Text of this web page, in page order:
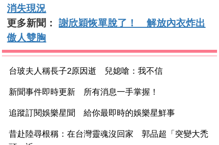
消失現況
更多新聞：謝欣穎恢單脫了！ 解放內衣炸出
傲人雙胸
台玻夫人稱長子2原因逝 兒媳嗆：我不信
新聞事件即時更新 所有消息一手掌握！
追蹤訂閱娛樂星聞 給你最即時的娛樂星鮮事
昔赴陸尋根稱：在台灣靈魂沒回家 郭品超「突變大禿